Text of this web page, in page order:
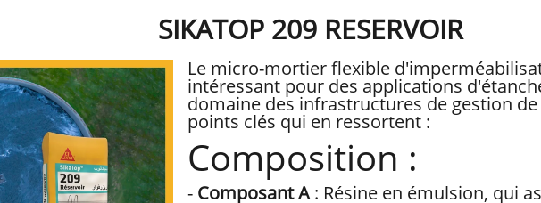
SIKATOP 209 RESERVOIR
Le micro-mortier flexible
intéressant pour des applications
domaine des infrastructures de gestion
points clés qui en ressortent :
Composition :
- Composant A: Résine en émulsion, qui